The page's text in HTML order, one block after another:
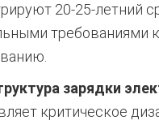
20-25-летний
требованиями к
зарядки
критическое